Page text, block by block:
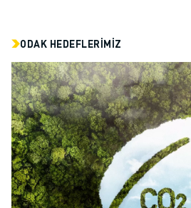
ARK KAYNAĞI
BIRLEŞTIRME
CNC TAŞLAMA
CNC FREZELEME
CNC TORNA
YÜKSEK HIZLI DELME VE KILAVUZ ÇEKME
ENJEKSIYON
MAKINE BESLEME
MALZEME TAŞIMA
ODAK HEDEFLERIMIZ